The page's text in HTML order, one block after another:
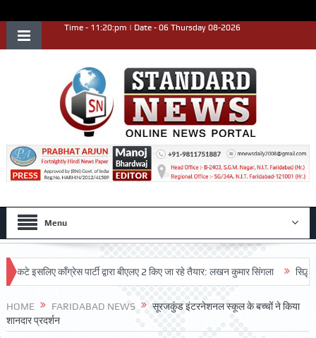
Time - 11:20:pm | Date - 06 Thursday 08-2026
Menu
काँग्रेस पार्टी द्वारा बीएलए 2 किए जा रहे तैयार: लखन कुमार सिंगला सिद्धपीठ
HOME FARIDABAD NEWS
सूरजकुंड इंटरनेशनल स्कूल के बच्चों ने किया
शानदार प्रदर्शन